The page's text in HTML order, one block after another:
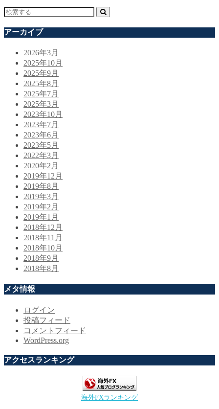
アーカイブ
2026年3月
2025年10月
2025年9月
2025年8月
2025年7月
2025年3月
2023年10月
2023年7月
2023年6月
2023年5月
2022年3月
2020年2月
2019年12月
2019年8月
2019年3月
2019年2月
2019年1月
2018年12月
2018年11月
2018年10月
2018年9月
2018年8月
メタ情報
ログイン
投稿フィード
コメントフィード
WordPress.org
アクセスランキング
海外FXランキング